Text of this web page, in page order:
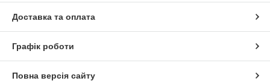
Доставка та оплата
Графік роботи
Повна версія сайту